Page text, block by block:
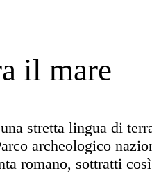
il mare
stretta lingua di
archeologico
romano, sottratti